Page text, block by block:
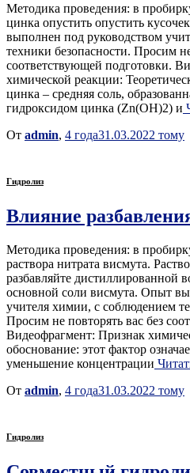
Методика проведения: в
цинка опустить опустить
выполнен под руководством
техники безопасности. Просим
соответствующей подготовки.
химической реакции:
цинка – средняя соль,
гидроксидом цинка (Zn(OH)2) и
От admin, 4 года31.03.2022 тому
Гидролиз
Влияние
Методика проведения: в
раствора нитрата висмута.
разбавляйте дистиллированной
основной соли висмута. Опыт
учителя химии, с соблюдением
Просим не повторять вас без
Видеофрагмент: Признак
обоснование: этот фактор
уменьшение концентрации
От admin, 4 года31.03.2022 тому
Гидролиз